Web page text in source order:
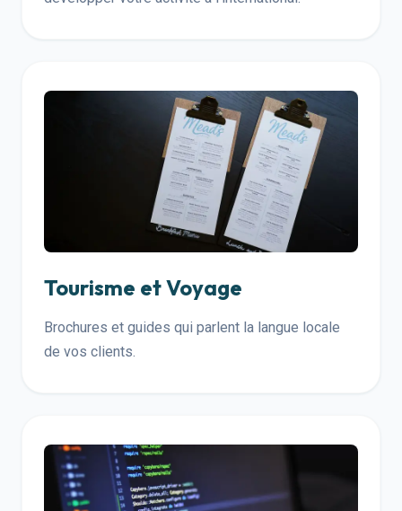
Tourisme et Voyage
Brochures et guides qui parlent la langue locale
de vos clients.